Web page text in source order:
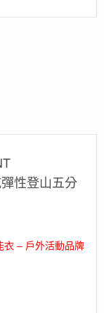
性登山五分
衣 – 戶外活動品牌